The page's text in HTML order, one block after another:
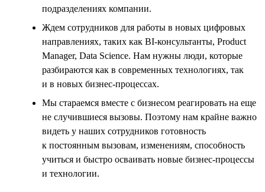
подразделениях компании.
Ждем сотрудников для работы в новых цифровых
направлениях, таких как BI-консультанты, Product
Manager, Data Science. Нам нужны люди, которые
разбираются как в современных технологиях, так
и в новых бизнес-процессах.
Мы стараемся вместе с бизнесом реагировать на еще
не случившиеся вызовы. Поэтому нам крайне важно
видеть у наших сотрудников готовность
к постоянным вызовам, изменениям, способность
учиться и быстро осваивать новые бизнес-процессы
и технологии.